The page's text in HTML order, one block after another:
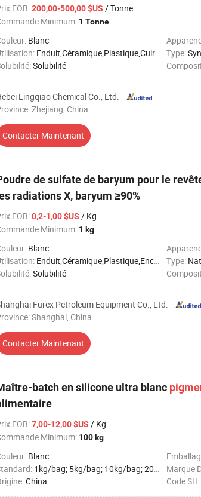
FOB:200,00-500,00 $US / Tonne
Minimum: 1 Tonne
Blanc
Enduit,Céramique,Plastique,Cuir Type:
Solubilité
Lingqiao Chemical Co., Ltd.
Zhejiang, China
Contacter Maintenant
de sulfate de baryum pour le
radiations X, baryum ≥90%
FOB:0,2-1,00 $US / Kg
Minimum: 1 kg
Blanc
Enduit,Céramique,Plastique,Encre,Papier Type:
Solubilité
Furex Petroleum Equipment Co., Ltd.
Shanghai, China
Contacter Maintenant
batch en silicone ultra blanc
FOB:7,00-12,00 $US / Kg
Minimum: 100 kg
Blanc
1kg/bag; 5kg/bag; 10kg/bag; 20kg/bag and etc. Marque
China Code SH: